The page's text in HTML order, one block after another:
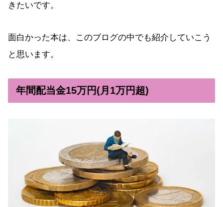
きたいです。
面白かった本は、このブログの中でも紹介していこう
と思います。
年間配当金15万円(月1万円超)